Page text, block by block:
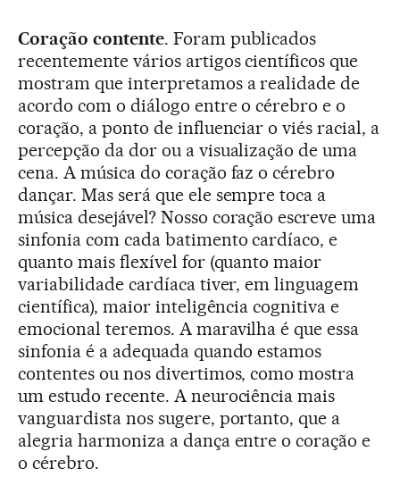
Coração contente. Foram publicados
recentemente vários artigos científicos que
mostram que interpretamos a realidade de
acordo com o diálogo entre o cérebro e o
coração, a ponto de influenciar o viés racial, a
percepção da dor ou a visualização de uma
cena. A música do coração faz o cérebro
dançar. Mas será que ele sempre toca a
música desejável? Nosso coração escreve uma
sinfonia com cada batimento cardíaco, e
quanto mais flexível for (quanto maior
variabilidade cardíaca tiver, em linguagem
científica), maior inteligência cognitiva e
emocional teremos. A maravilha é que essa
sinfonia é a adequada quando estamos
contentes ou nos divertimos, como mostra
um estudo recente. A neurociência mais
vanguardista nos sugere, portanto, que a
alegria harmoniza a dança entre o coração e
o cérebro.